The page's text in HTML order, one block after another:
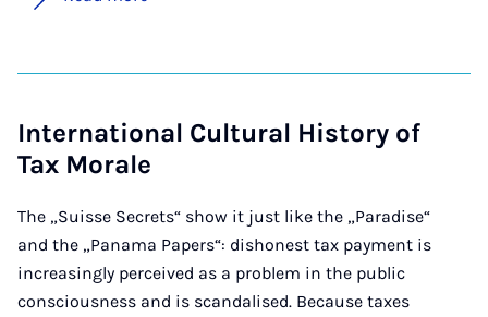
International Cultural History of
Tax Morale
The „Suisse Secrets“ show it just like the „Paradise“
and the „Panama Papers“: dishonest tax payment is
increasingly perceived as a problem in the public
consciousness and is scandalised. Because taxes